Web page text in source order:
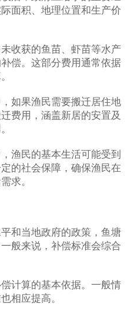
面积、地理位置和生产价
收获的鱼苗、虾苗等水产
偿。这部分费用通常依据
如果渔民需要搬迁居住地
费用，涵盖新居的安置及
渔民的基本生活可能受到
的社会保障，确保渔民在
求。
和当地政府的政策，鱼塘
般来说，补偿标准会综合
计算的基本依据。一般情
相应提高。